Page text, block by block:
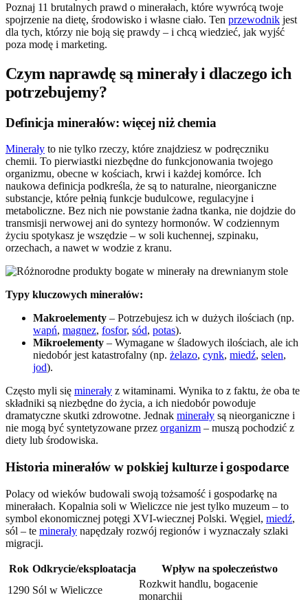
Poznaj 11 brutalnych prawd o minerałach, które wywrócą twoje
spojrzenie na dietę, środowisko i własne ciało. Ten przewodnik jest
dla tych, którzy nie boją się prawdy – i chcą wiedzieć, jak wyjść
poza modę i marketing.
Czym naprawdę są minerały i dlaczego ich
potrzebujemy?
Definicja minerałów: więcej niż chemia
Minerały to nie tylko rzeczy, które znajdziesz w podręczniku
chemii. To pierwiastki niezbędne do funkcjonowania twojego
organizmu, obecne w kościach, krwi i każdej komórce. Ich
naukowa definicja podkreśla, że są to naturalne, nieorganiczne
substancje, które pełnią funkcje budulcowe, regulacyjne i
metaboliczne. Bez nich nie powstanie żadna tkanka, nie dojdzie do
transmisji nerwowej ani do syntezy hormonów. W codziennym
życiu spotykasz je wszędzie – w soli kuchennej, szpinaku,
orzechach, a nawet w wodzie z kranu.
Typy kluczowych minerałów:
Makroelementy – Potrzebujesz ich w dużych ilościach (np.
wapń, magnez, fosfor, sód, potas).
Mikroelementy – Wymagane w śladowych ilościach, ale ich
niedobór jest katastrofalny (np. żelazo, cynk, miedź, selen,
jod).
Często myli się minerały z witaminami. Wynika to z faktu, że oba te
składniki są niezbędne do życia, a ich niedobór powoduje
dramatyczne skutki zdrowotne. Jednak minerały są nieorganiczne i
nie mogą być syntetyzowane przez organizm – muszą pochodzić z
diety lub środowiska.
Historia minerałów w polskiej kulturze i gospodarce
Polacy od wieków budowali swoją tożsamość i gospodarkę na
minerałach. Kopalnia soli w Wieliczce nie jest tylko muzeum – to
symbol ekonomicznej potęgi XVI-wiecznej Polski. Węgiel, miedź,
sól – te minerały napędzały rozwój regionów i wyznaczały szlaki
migracji.
Rok Odkrycie/eksploatacja
Wpływ na społeczeństwo
1290 Sól w Wieliczce
Rozkwit handlu, bogacenie
monarchii